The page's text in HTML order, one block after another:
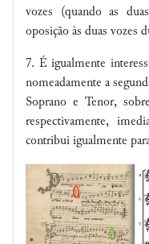
vozes (quando as
oposição às duas vozes
7. É igualmente
nomeadamente a
Soprano e Tenor,
respectivamente,
contribui igualmente